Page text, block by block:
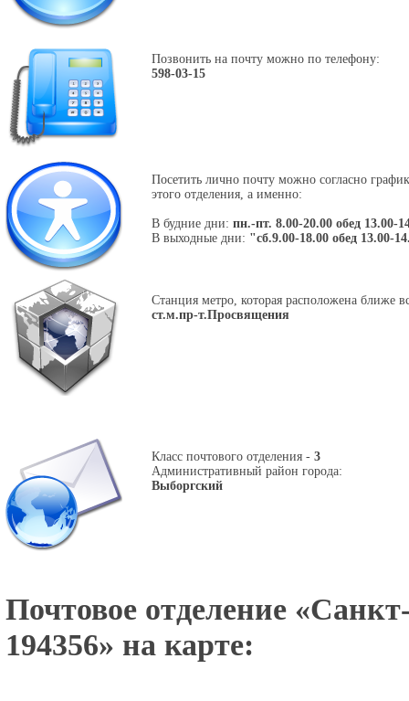
Позвонить на почту можно по телефону:
598-03-15
Посетить лично почту можно согласно
этого отделения, а именно:
В будние дни: пн.-пт. 8.00-20.00 обед 13.00-
В выходные дни: "сб.9.00-18.00 обед 13.00-
Станция метро, которая расположена ближе
ст.м.пр-т.Просвящения
Класс почтового отделения - 3
Административный район города:
Выборгский
Почтовое отделение «
194356» на карте: